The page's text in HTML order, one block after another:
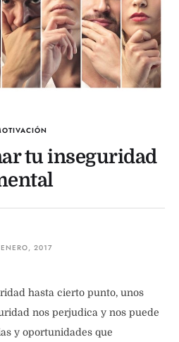
tu inseguridad
2017
hasta cierto punto, unos
nos perjudica y nos puede
y oportunidades que